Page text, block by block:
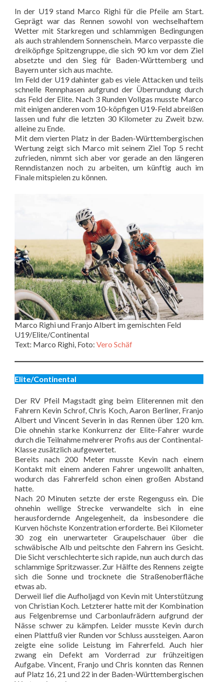
In der U19 stand Marco Righi für die Pfeile am Start.
Geprägt war das Rennen sowohl von wechselhaftem
Wetter mit Starkregen und schlammigen Bedingungen
als auch strahlendem Sonnenschein. Marco verpasste die
dreiköpfige Spitzengruppe, die sich 90 km vor dem Ziel
absetzte und den Sieg für Baden-Württemberg und
Bayern unter sich aus machte.
Im Feld der U19 dahinter gab es viele Attacken und teils
schnelle Rennphasen aufgrund der Überrundung durch
das Feld der Elite. Nach 3 Runden Vollgas musste Marco
mit einigen anderen vom 10-köpfigen U19-Feld abreißen
lassen und fuhr die letzten 30 Kilometer zu Zweit bzw.
alleine zu Ende.
Mit dem vierten Platz in der Baden-Württembergischen
Wertung zeigt sich Marco mit seinem Ziel Top 5 recht
zufrieden, nimmt sich aber vor gerade an den längeren
Renndistanzen noch zu arbeiten, um künftig auch im
Finale mitspielen zu können.
Marco Righi und Franjo Albert im gemischten Feld
U19/Elite/Continental
Text: Marco Righi, Foto: Vero Schäf
Elite/Continental
Der RV Pfeil Magstadt ging beim Eliterennen mit den
Fahrern Kevin Schrof, Chris Koch, Aaron Berliner, Franjo
Albert und Vincent Severin in das Rennen über 120 km.
Die ohnehin starke Konkurrenz der Elite-Fahrer wurde
durch die Teilnahme mehrerer Profis aus der Continental-
Klasse zusätzlich aufgewertet.
Bereits nach 200 Meter musste Kevin nach einem
Kontakt mit einem anderen Fahrer ungewollt anhalten,
wodurch das Fahrerfeld schon einen großen Abstand
hatte.
Nach 20 Minuten setzte der erste Regenguss ein. Die
ohnehin wellige Strecke verwandelte sich in eine
herausfordernde Angelegenheit, da insbesondere die
Kurven höchste Konzentration erforderte. Bei Kilometer
30 zog ein unerwarteter Graupelschauer über die
schwäbische Alb und peitschte den Fahrern ins Gesicht.
Die Sicht verschlechterte sich rapide, nun auch durch das
schlammige Spritzwasser. Zur Hälfte des Rennens zeigte
sich die Sonne und trocknete die Straßenoberfläche
etwas ab.
Derweil lief die Aufholjagd von Kevin mit Unterstützung
von Christian Koch. Letzterer hatte mit der Kombination
aus Felgenbremse und Carbonlaufrädern aufgrund der
Nässe schwer zu kämpfen. Leider musste Kevin durch
einen Plattfuß vier Runden vor Schluss aussteigen. Aaron
zeigte eine solide Leistung im Fahrerfeld. Auch hier
zwang ein Defekt am Vorderrad zur frühzeitigen
Aufgabe. Vincent, Franjo und Chris konnten das Rennen
auf Platz 16, 21 und 22 in der Baden-Württembergischen